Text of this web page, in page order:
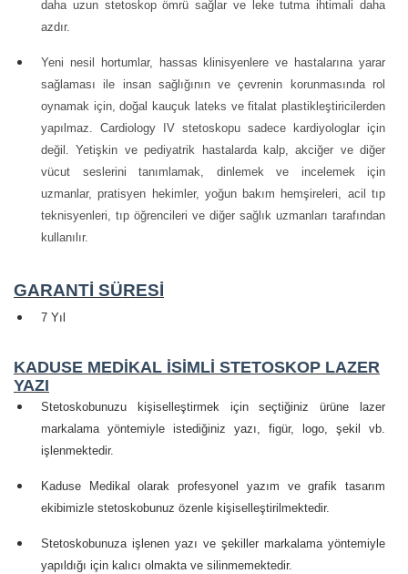
daha uzun stetoskop ömrü sağlar ve leke tutma ihtimali daha
azdır.
Yeni nesil hortumlar, hassas klinisyenlere ve hastalarına yarar
sağlaması ile insan sağlığının ve çevrenin korunmasında rol
oynamak için, doğal kauçuk lateks ve fitalat plastikleştiricilerden
yapılmaz. Cardiology IV stetoskopu sadece kardiyologlar için
değil. Yetişkin ve pediyatrik hastalarda kalp, akciğer ve diğer
vücut seslerini tanımlamak, dinlemek ve incelemek için
uzmanlar, pratisyen hekimler, yoğun bakım hemşireleri, acil tıp
teknisyenleri, tıp öğrencileri ve diğer sağlık uzmanları tarafından
kullanılır.
GARANTİ SÜRESİ
7 Yıl
KADUSE MEDİKAL İSİMLİ STETOSKOP LAZER
YAZI
Stetoskobunuzu kişiselleştirmek için seçtiğiniz ürüne lazer
markalama yöntemiyle istediğiniz yazı, figür, logo, şekil vb.
işlenmektedir.
Kaduse Medikal olarak profesyonel yazım ve grafik tasarım
ekibimizle stetoskobunuz özenle kişiselleştirilmektedir.
Stetoskobunuza işlenen yazı ve şekiller markalama yöntemiyle
yapıldığı için kalıcı olmakta ve silinmemektedir.